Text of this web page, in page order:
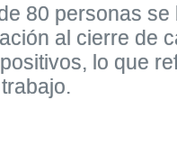
80 personas
al cierre de
lo que